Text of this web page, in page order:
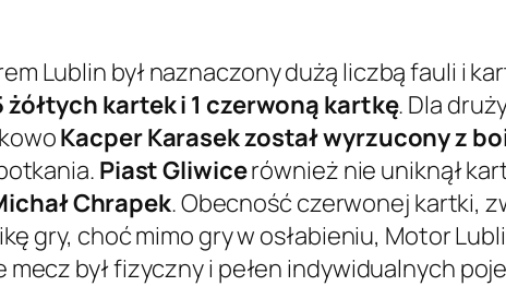
Lublin był naznaczony dużą liczbą fauli i
kartek i 1 czerwoną kartkę. Dla
Kacper Karasek został wyrzucony z
Piast Gliwicerównież nie uniknął
Chrapek. Obecność czerwonej kartki,
gry, choć mimo gry w osłabieniu, Motor
był fizyczny i pełen indywidualnych